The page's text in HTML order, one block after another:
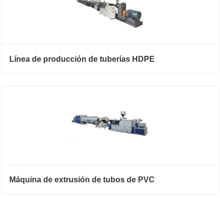
Línea de producción de tuberías HDPE
Máquina de extrusión de tubos de PVC